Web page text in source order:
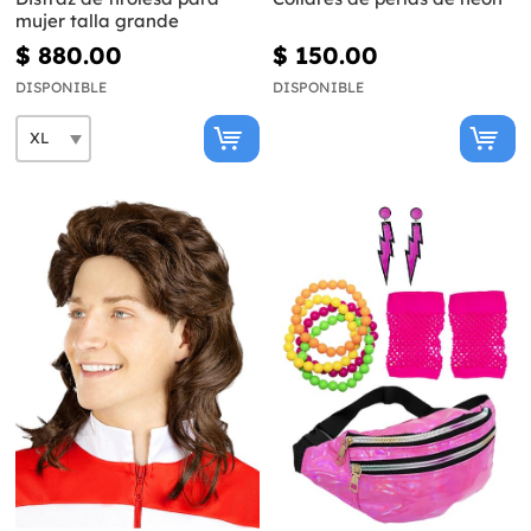
mujer talla grande
$ 880.00
DISPONIBLE
$ 150.00
DISPONIBLE